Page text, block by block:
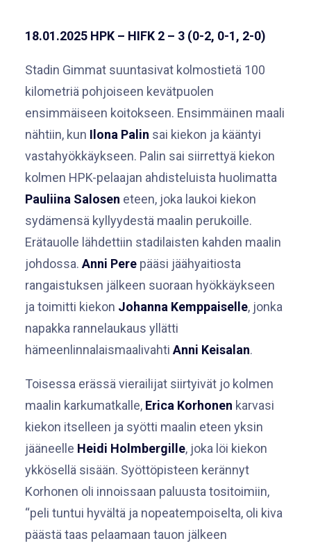
18.01.2025 HPK – HIFK 2 – 3 (0-2, 0-1, 2-0)
Stadin Gimmat suuntasivat kolmostietä 100
kilometriä pohjoiseen kevätpuolen
ensimmäiseen koitokseen. Ensimmäinen maali
nähtiin, kun Ilona Palin sai kiekon ja kääntyi
vastahyökkäykseen. Palin sai siirrettyä kiekon
kolmen HPK-pelaajan ahdisteluista huolimatta
Pauliina Salosen eteen, joka laukoi kiekon
sydämensä kyllyydestä maalin perukoille.
Erätauolle lähdettiin stadilaisten kahden maalin
johdossa. Anni Pere pääsi jäähyaitiosta
rangaistuksen jälkeen suoraan hyökkäykseen
ja toimitti kiekon Johanna Kemppaiselle, jonka
napakka rannelaukaus yllätti
hämeenlinnalaismaalivahti Anni Keisalan.
Toisessa erässä vierailijat siirtyivät jo kolmen
maalin karkumatkalle, Erica Korhonen karvasi
kiekon itselleen ja syötti maalin eteen yksin
jääneelle Heidi Holmbergille, joka löi kiekon
ykkösellä sisään. Syöttöpisteen kerännyt
Korhonen oli innoissaan paluusta tositoimiin,
“peli tuntui hyvältä ja nopeatempoiselta, oli kiva
päästä taas pelaamaan tauon jälkeen